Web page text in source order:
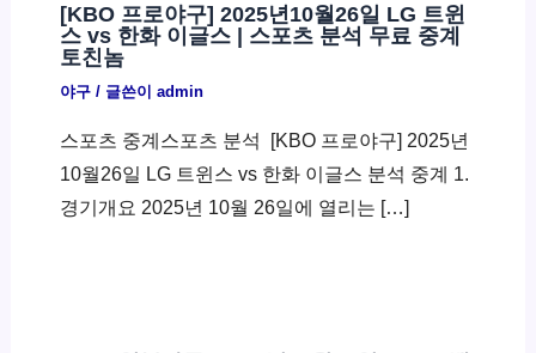
[KBO 프로야구] 2025년10월26일 LG 트윈
스 vs 한화 이글스 | 스포츠 분석 무료 중계
토친놈
야구/ 글쓴이 admin
스포츠 중계스포츠 분석 ​ [KBO 프로야구] 2025년
10월26일 LG 트윈스 vs 한화 이글스 분석 중계 1.
경기개요 2025년 10월 26일에 열리는 […]